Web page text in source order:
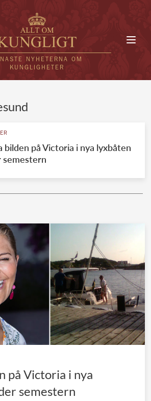
NYHETERNA OM
KUNGLIGHETER
UTLÄNDSKT
KUNGAHUS
Brittiska kungahuset
Norska kungahuset
Danska kungahuset
Spanska kungahuset
kungahuset
Belgiska kungahuset
Jordanska kungahuset
Japanska kejsarhuset
Thailändska kungahuset
bilden på Victoria i nya lyxbåten
semestern
på Victoria i nya
semestern